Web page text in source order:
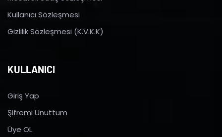
Kullanıcı Sözleşmesi
Gizlilik Sözleşmesi (K.V.K.K)
KULLANICI
Giriş Yap
Şifremi Unuttum
Üye OL